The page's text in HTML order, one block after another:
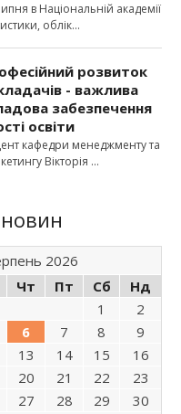
в Національній академії
облік
розвиток
- важлива
забезпечення
освіти
кафедри менеджменту та
Вікторія
2026
Чт Пт Сб
Нд
1
2
6 7 8
9
13 14 15
16
20 21 22
23
27 28 29
30